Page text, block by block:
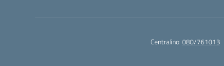
Centralino:080/761013